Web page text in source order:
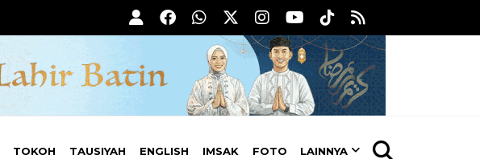
TOKOH TAUSIYAH ENGLISH IMSAK FOTO LAINNYA